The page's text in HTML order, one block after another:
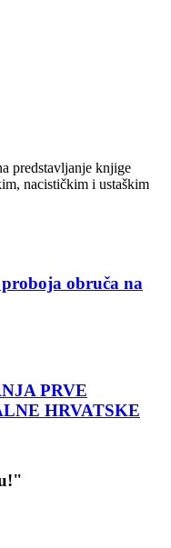
predstavljanje knjige
nacističkim i ustaškim
obruča na
PRVE
HRVATSKE